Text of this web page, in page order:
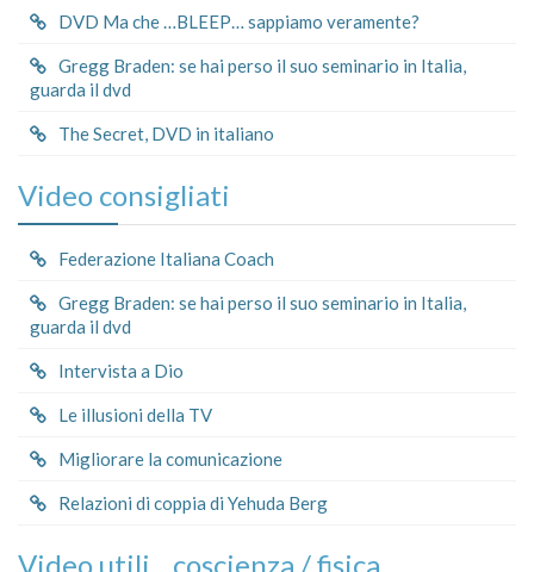
DVD Ma che …BLEEP… sappiamo veramente?
Gregg Braden: se hai perso il suo seminario in Italia,
guarda il dvd
The Secret, DVD in italiano
Video consigliati
Federazione Italiana Coach
Gregg Braden: se hai perso il suo seminario in Italia,
guarda il dvd
Intervista a Dio
Le illusioni della TV
Migliorare la comunicazione
Relazioni di coppia di Yehuda Berg
Video utili _ coscienza / fisica